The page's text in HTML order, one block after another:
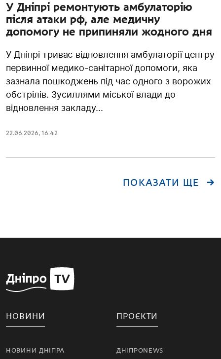
У Дніпрі ремонтують амбулаторію
після атаки рф, але медичну
допомогу не припиняли жодного дня
У Дніпрі триває відновлення амбулаторії центру
первинної медико-санітарної допомоги, яка
зазнала пошкоджень під час одного з ворожих
обстрілів. Зусиллями міської влади до
відновлення закладу...
22.06.2026, 16:42
ПОКАЗАТИ ЩЕ
НОВИНИ
НОВИНИ ДНІПРА
ПРОЄКТИ
ДНІПРОNEWS